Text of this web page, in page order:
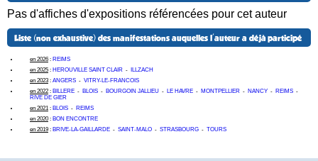
Pas d'affiches d'expositions référencées pour cet auteur
Liste (non exhaustive) des manifestations auquelles l'auteur a déjà participé
en 2026 : REIMS
en 2025 : HEROUVILLE SAINT CLAIR - ILLZACH
en 2023 : ANGERS - VITRY-LE-FRANCOIS
en 2022 : BILLERE - BLOIS - BOURGOIN JALLIEU - LE HAVRE - MONTPELLIER - NANCY - REIMS -
RIVE DE GIER
en 2021 : BLOIS - REIMS
en 2020: BON ENCONTRE
en 2019 : BRIVE-LA-GAILLARDE - SAINT-MALO - STRASBOURG - TOURS